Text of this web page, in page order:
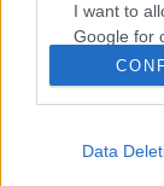
I want to
Google for
I want to
I want to
Data
Stop !
moromou•2010.
Az egyik első